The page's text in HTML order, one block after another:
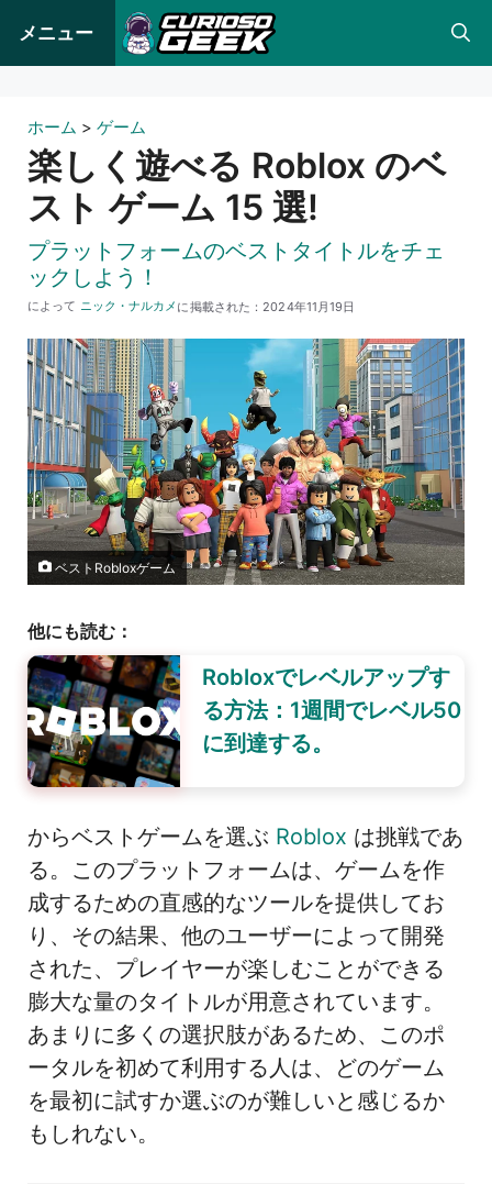
ン
メニュー
ホーム > ゲーム
楽しく遊べる Roblox のベ
スト ゲーム 15 選!
プラットフォームのベストタイトルをチェ
ックしよう！
に掲載された： 2024年11月19日
によって ニック・ナルカメ
ベストRobloxゲーム
他にも読む：
Robloxでレベルアップす
る方法：1週間でレベル50
に到達する。
からベストゲームを選ぶ Roblox は挑戦であ
る。このプラットフォームは、ゲームを作
成するための直感的なツールを提供してお
り、その結果、他のユーザーによって開発
された、プレイヤーが楽しむことができる
膨大な量のタイトルが用意されています。
あまりに多くの選択肢があるため、このポ
ータルを初めて利用する人は、どのゲーム
を最初に試すか選ぶのが難しいと感じるか
もしれない。